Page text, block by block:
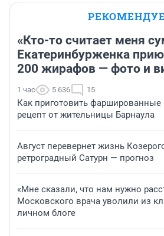
«Кто-то считает меня
Екатеринбурженка
200 жирафов — фото и
1 час 5 636 15
Как приготовить
рецепт от жительницы Барнаула
Август перевернет жизнь
ретроградный Сатурн — прогноз
«Мне сказали, что нам нужно
Московского врача уволили из
личном блоге